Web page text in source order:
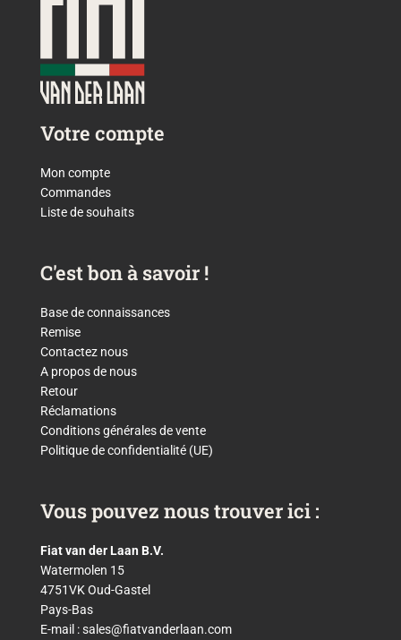
Votre compte
Mon compte
Commandes
Liste de souhaits
C'est bon à savoir !
Base de connaissances
Remise
Contactez nous
A propos de nous
Retour
Réclamations
Conditions générales de vente
Politique de confidentialité (UE)
Vous pouvez nous trouver ici :
Fiat van der Laan B.V.
Watermolen 15
4751VK Oud-Gastel
Pays-Bas
E-mail :sales@fiatvanderlaan.com